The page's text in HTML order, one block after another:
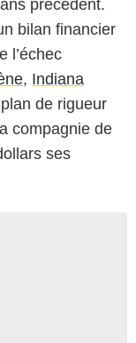
précédent.
bilan financier
l’échec
, Indiana
de rigueur
compagnie de
ses